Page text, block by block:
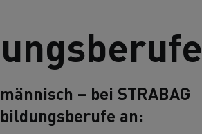
– bei STRABAG
an: